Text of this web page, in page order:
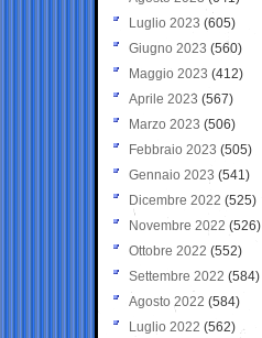
Luglio 2023 (605)
Giugno 2023 (560)
Maggio 2023 (412)
Aprile 2023 (567)
Marzo 2023 (506)
Febbraio 2023 (505)
Gennaio 2023 (541)
Dicembre 2022 (525)
Novembre 2022 (526)
Ottobre 2022 (552)
Settembre 2022 (584)
Agosto 2022 (584)
Luglio 2022 (562)